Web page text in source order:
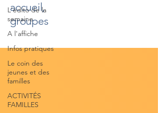
L'édito de la
semaine
A l'affiche
Infos pratiques
Le coin des
jeunes et des
familles
ACTIVITÉS
FAMILLES
accueil,
groupes